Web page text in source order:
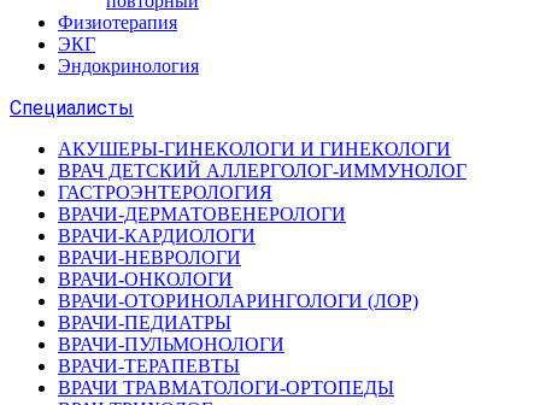
Физиотерапия
ЭКГ
Эндокринология
Специалисты
АКУШЕРЫ-ГИНЕКОЛОГИ И ГИНЕКОЛОГИ
ВРАЧ ДЕТСКИЙ АЛЛЕРГОЛОГ-ИММУНОЛОГ
ГАСТРОЭНТЕРОЛОГИЯ
ВРАЧИ-ДЕРМАТОВЕНЕРОЛОГИ
ВРАЧИ-КАРДИОЛОГИ
ВРАЧИ-НЕВРОЛОГИ
ВРАЧИ-ОНКОЛОГИ
ВРАЧИ-ОТОРИНОЛАРИНГОЛОГИ (ЛОР)
ВРАЧИ-ПЕДИАТРЫ
ВРАЧИ-ПУЛЬМОНОЛОГИ
ВРАЧИ-ТЕРАПЕВТЫ
ВРАЧИ ТРАВМАТОЛОГИ-ОРТОПЕДЫ